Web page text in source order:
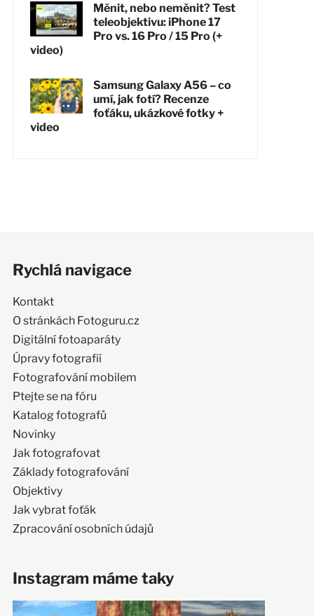
Měnit, nebo neměnit? Test
teleobjektivu: iPhone 17
Pro vs. 16 Pro / 15 Pro (+
video)
Samsung Galaxy A56 – co
umí, jak fotí? Recenze
foťáku, ukázkové fotky +
video
Rychlá navigace
Kontakt
O stránkách Fotoguru.cz
Digitální fotoaparáty
Úpravy fotografií
Fotografování mobilem
Ptejte se na fóru
Katalog fotografů
Novinky
Jak fotografovat
Základy fotografování
Objektivy
Jak vybrat foťák
Zpracování osobních údajů
Instagram máme taky